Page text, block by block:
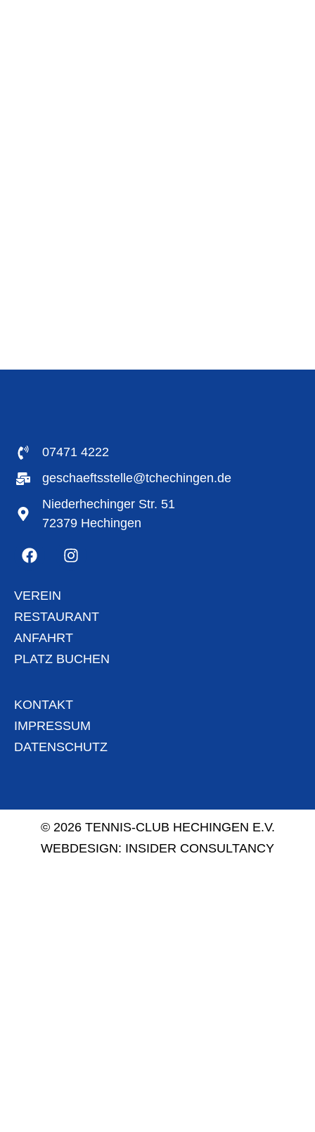
07471 4222
geschaeftsstelle@tchechingen.de
Niederhechinger Str. 51
72379 Hechingen
VEREIN
RESTAURANT
ANFAHRT
PLATZ BUCHEN
KONTAKT
IMPRESSUM
DATENSCHUTZ
© 2026 TENNIS-CLUB HECHINGEN E.V.
WEBDESIGN: INSIDER CONSULTANCY